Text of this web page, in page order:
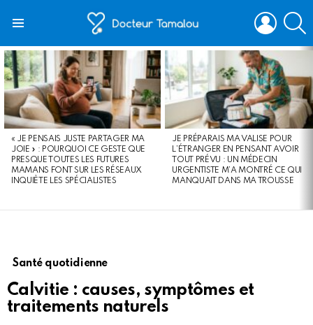
LOGIN
LATEST
STORIES
« JE PENSAIS JUSTE PARTAGER MA
JOIE » : POURQUOI CE GESTE QUE
PRESQUE TOUTES LES FUTURES
MAMANS FONT SUR LES RÉSEAUX
INQUIÈTE LES SPÉCIALISTES
JE PRÉPARAIS MA VALISE POUR
L’ÉTRANGER EN PENSANT AVOIR
TOUT PRÉVU : UN MÉDECIN
URGENTISTE M’A MONTRÉ CE QUI
MANQUAIT DANS MA TROUSSE
Santé quotidienne
Calvitie : causes, symptômes et
traitements naturels